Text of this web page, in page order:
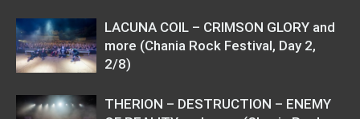
LACUNA COIL – CRIMSON GLORY and
more (Chania Rock Festival, Day 2,
2/8)
THERION – DESTRUCTION – ENEMY